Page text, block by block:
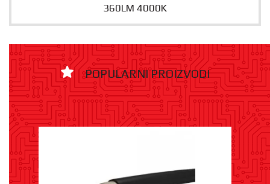
360LM 4000K
POPULARNI PROIZVODI